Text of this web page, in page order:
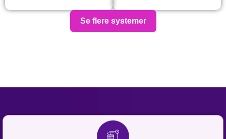
Se flere systemer